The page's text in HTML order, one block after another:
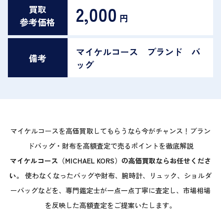
買取
参考価格
2,000 円
備考
マイケルコース ブランド バ
ッグ
マイケルコースを高価買取してもらうなら今がチャンス！ブラン
ドバッグ・財布を高額査定で売るポイントを徹底解説
マイケルコース（MICHAEL KORS）の高価買取ならお任せくださ
い。
使わなくなったバッグや財布、腕時計、リュック、ショルダ
ーバッグなどを、専門鑑定士が一点一点丁寧に査定し、市場相場
を反映した高額査定をご提案いたします。